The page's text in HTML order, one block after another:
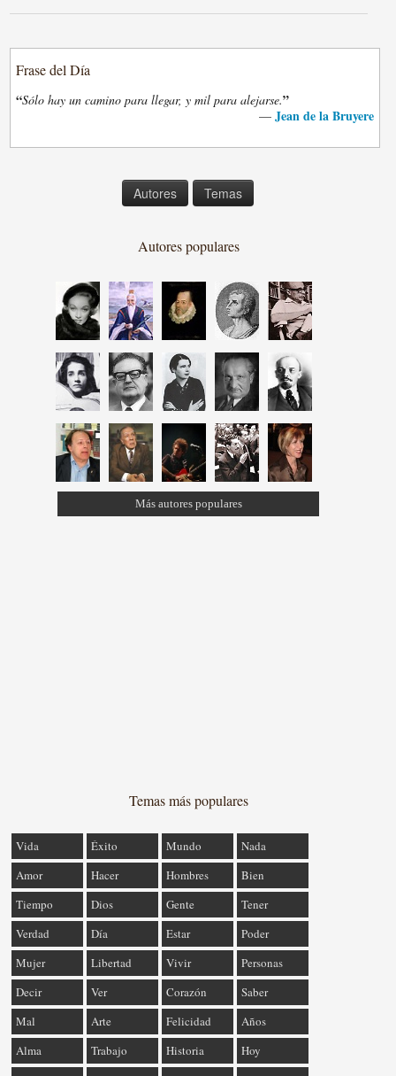
Frase del Día
“Sólo hay un camino para llegar, y mil para alejarse.”
— Jean de la Bruyere
Autores Temas
Autores populares
Más autores populares
Temas más populares
Vida Éxito Mundo
Nada
Amor
Hacer Hombres
Bien
Tiempo
Dios Gente
Tener
Verdad
Día Estar
Poder
Mujer
Libertad Vivir
Personas
Decir
Ver Corazón
Saber
Mal
Arte Felicidad
Años
Alma
Trabajo Historia
Hoy